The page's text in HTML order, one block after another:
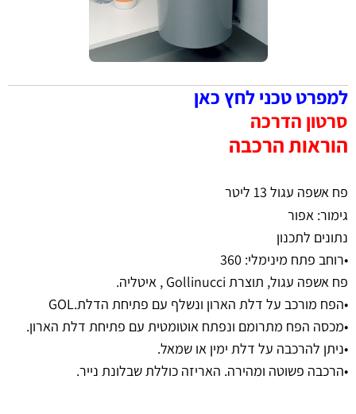
למפרט טכני לחץ כאן
סרטון הדרכה
הוראות הרכבה
פח אשפה עגול 13 ליטר
גימור: אפור
נתונים לתכנון
•רוחב פתח מינימלי: 360
פח אשפה עגול, תוצרת Gollinucci , איטליה.
•הפח מורכב על דלת הארון ונשלף עם פתיחת הדלת.GOL
•מכסה הפח מתרומם ונפתח אוטומטית עם פתיחת דלת הארון.
•ניתן להרכבה על דלת ימין או שמאל.
•הרכבה פשוטה ומהירה. האריזה כוללת שבלונת נייר.